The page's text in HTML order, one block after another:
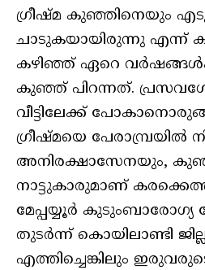
ഗ്രീഷ്മ കുഞ്ഞിനെയും
ചാടുകയായിരുന്നു എന്ന്
കഴിഞ്ഞ് ഏറെ
കുഞ്ഞ് പിറന്നത്.
വീട്ടിലേക്ക്
ഗ്രീഷ്മയെ പേരാമ്പ്രയിൽ
അനിരക്ഷാസേനയും,
നാട്ടുകാരുമാണ്
മേപ്പയ്യൂർ കുടുംബാരോഗ്യ
തുടർന്ന് കൊയിലാണ്ടി
എത്തിച്ചെങ്കിലും